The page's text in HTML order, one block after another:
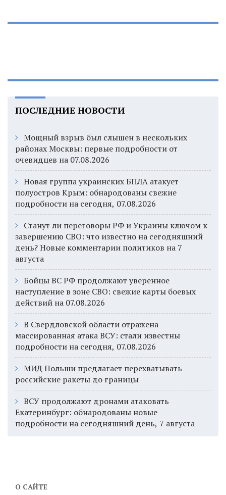
ПОСЛЕДНИЕ НОВОСТИ
Мощный взрыв был слышен в нескольких
районах Москвы: первые подробности от
очевидцев на 07.08.2026
Новая группа украинских БПЛА атакует
полуостров Крым: обнародованы свежие
подробности на сегодня, 07.08.2026
Станут ли переговоры РФ и Украины ключом к
завершению СВО: что известно на сегодняшний
день? Новые комментарии политиков на 7
августа
Бойцы ВС РФ продолжают уверенное
наступление в зоне СВО: свежие карты боевых
действий на 07.08.2026
В Свердловской области отражена
массированная атака ВСУ: стали известны
подробности на сегодня, 07.08.2026
МИД Польши предлагает перехватывать
российские ракеты до границы
ВСУ продолжают дронами атаковать
Екатеринбург: обнародованы новые
подробности на сегодняшний день, 7 августа
О САЙТЕ